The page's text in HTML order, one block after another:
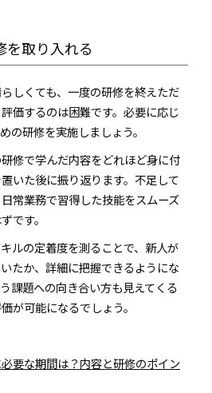
を取り入れる
しくても、一度の研修を終えただ
価するのは困難です。必要に応じ
の研修を実施しましょう。
修で学んだ内容をどれほど身に付
いた後に振り返ります。不足して
常業務で習得した技能をスムーズ
です。
ルの定着度を測ることで、新人が
たか、詳細に把握できるようにな
課題への向き合い方も見えてくる
が可能になるでしょう。
要な期間は？内容と研修のポイン